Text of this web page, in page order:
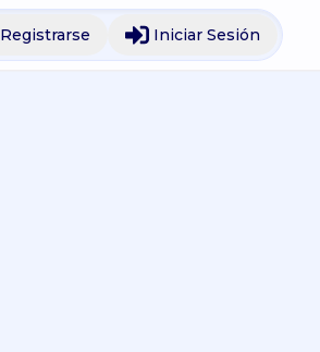
Registrarse Iniciar Sesión